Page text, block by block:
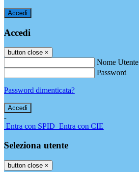
Accedi
Accedi
button close ×
Nome Utente
Password
Password dimenticata?
-
Entra con SPID Entra con CIE
Seleziona utente
button close ×